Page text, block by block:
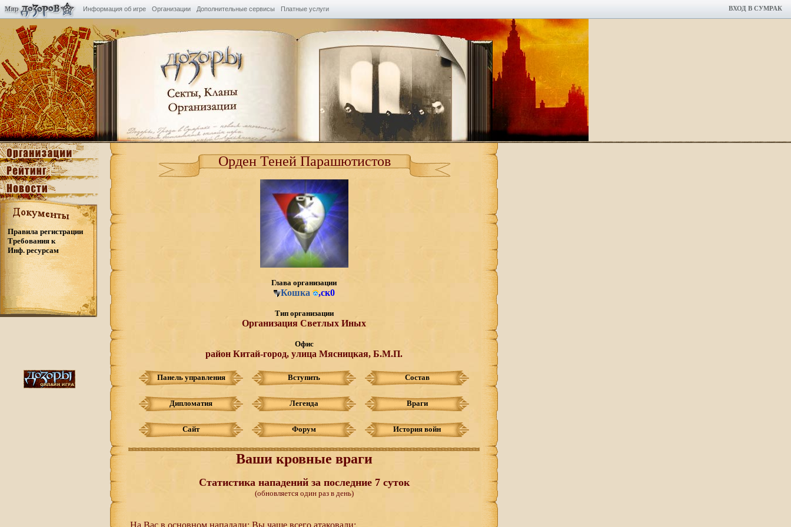
Информация об игре Организации Дополнительные сервисы Платные услуги ВХОД В СУМРАК
Правила регистрации
Требования к
Инф. ресурсам
Орден Теней Парашютистов
Глава организации
Кошка ,ск0
Тип организации
Организация Светлых Иных
Офис
район Китай-город, улица Мясницкая, Б.М.П.
Панель управления Вступить Состав
Дипломатия Легенда Враги
Сайт Форум История войн
Ваши кровные враги
Статистика нападений за последние 7 суток
(обновляется один раз в день)
На Вас в основном нападали: Вы чаще всего атаковали: